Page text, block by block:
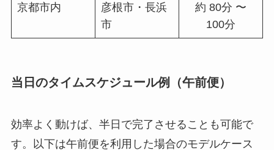
京都市内
彦根市・長浜
市
約 80分 〜
100分
当日のタイムスケジュール例（午前便）
効率よく動けば、半日で完了させることも可能で
す。以下は午前便を利用した場合のモデルケース